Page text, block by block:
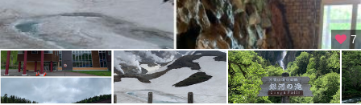
・
積
丹
・
キ
ロ
7